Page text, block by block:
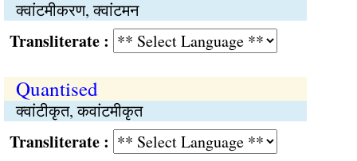
क्वांटमीकरण, क्वांटमन
:
Quantised
क्वांटीकृत, कवांटमीकृत
: